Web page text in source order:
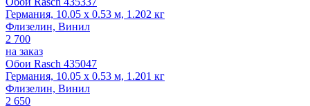
Германия, 10.05 x 0.53 м, 1.202 кг
Флизелин, Винил
2 700
на заказ
Обои Rasch 435047
Германия, 10.05 x 0.53 м, 1.201 кг
Флизелин, Винил
2 650